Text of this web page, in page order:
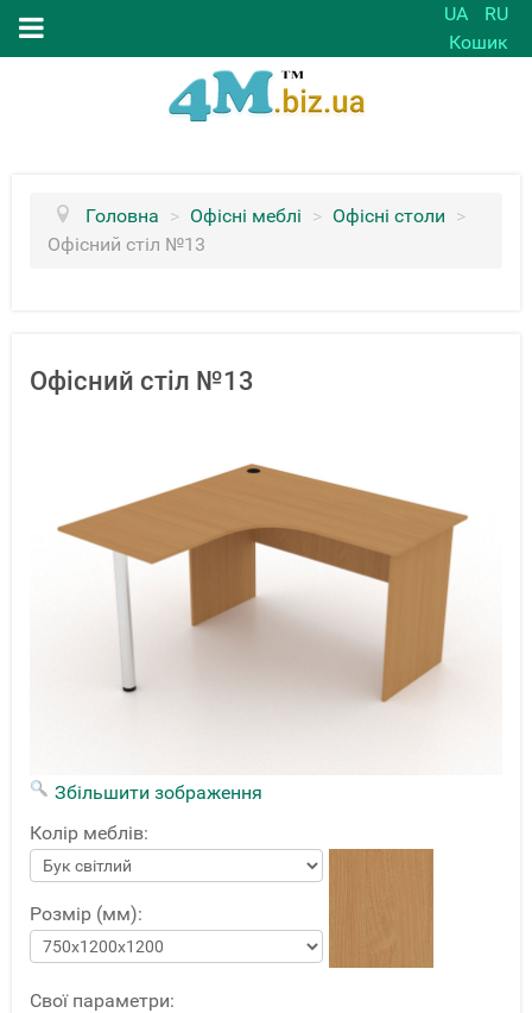
UA
RU
Кошик
Головна > Офісні меблі > Офісні столи >
Офісний стіл №13
Офісний стіл №13
Збільшити зображення
Колір меблів:
Розмір (мм):
Свої параметри: